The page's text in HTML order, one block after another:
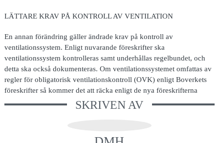
LÄTTARE KRAV PÅ KONTROLL AV VENTILATION
En annan förändring gäller ändrade krav på kontroll av
ventilationssystem. Enligt nuvarande föreskrifter ska
ventilationssystem kontrolleras samt underhållas regelbundet, och
detta ska också dokumenteras. Om ventilationssystemet omfattas av
regler för obligatorisk ventilationskontroll (OVK) enligt Boverkets
föreskrifter så kommer det att räcka enligt de nya föreskrifterna
SKRIVEN AV